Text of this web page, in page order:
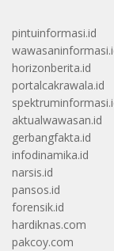
pintuinformasi.id
horizonberita.id
portalcakrawala.id
aktualwawasan.id
gerbangfakta.id
infodinamika.id
narsis.id
pansos.id
forensik.id
hardiknas.com
pakcoy.com